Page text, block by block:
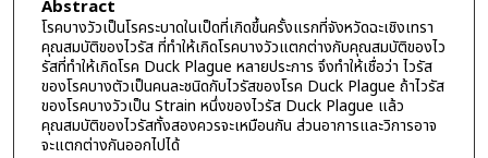
Abstract
โรคบางวัวเป็นโรคระบาดในเป็ดที่เกิดขึ้นครั้งแรกที่จังหวัดฉะเชิงเทรา
คุณสมบัติของไวรัส ที่ทำให้เกิดโรคบางวัวแตกต่างกับคุณสมบัติของไว
รัสที่ทําให้เกิดโรค Duck Plague หลายประการ จึงทําให้เชื่อว่า ไวรัส
ของโรคบางตัวเป็นคนละชนิดกับไวรัสของโรค Duck Plague ถ้าไวรัส
ของโรคบางวัวเป็น Strain หนึ่งของไวรัส Duck Plague แล้ว
คุณสมบัติของไวรัสทั้งสองควรจะเหมือนกัน ส่วนอาการและวิการอาจ
จะแตกต่างกันออกไปได้